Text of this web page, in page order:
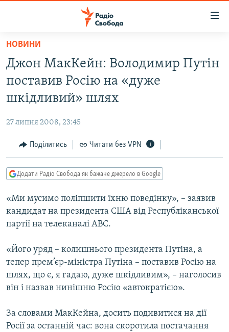
Перейти
основного
матеріалу
Перейти
до
основної
Перейти
до
пошуку
ВСЕ ЗА ДОБУ
СТАТТІ
СУСПІЛЬСТВО
УКРАЇНА
СВІТ
РОСІЙСЬКА «ФІЛЬТРАЦІЯ»
ДОНБАС.РЕАЛІЇ
ТИ ЯК?
СХЕМИ
ПРИАЗОВ’Я
МУЛЬТИМЕДІА
ФОТО
СПЕЦПРОЄКТИ
ПОДКАСТИ
НОВИНИ
Джон МакКейн: Володимир Путін
поставив Росію на «дуже
шкідливий» шлях
27 липня 2008, 23:45
Поділитись Читати без VPN
Додати Радіо Свобода як бажане джерело в Google
«Ми мусимо поліпшити їхню поведінку», – заявив
кандидат на президента США від Республіканської
партії на телеканалі ABC.
«Його уряд – колишнього президента Путіна, а
тепер прем’єр-міністра Путіна – поставив Росію на
шлях, що є, я гадаю, дуже шкідливим», – наголосив
він і назвав нинішню Росію «автократією».
За словами МакКейна, досить подивитися на дії
Росії за останній час: вона скоротила постачання